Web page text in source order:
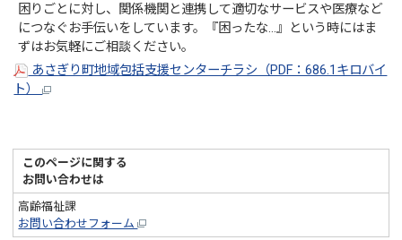
困りごとに対し、関係機関と連携して適切なサービスや医療など
につなぐお手伝いをしています。『困ったな…』という時にはま
ずはお気軽にご相談ください。
あさぎり町地域包括支援センターチラシ（PDF：686.1キロバイ
ト）
このページに関する
お問い合わせは
高齢福祉課
お問い合わせフォーム